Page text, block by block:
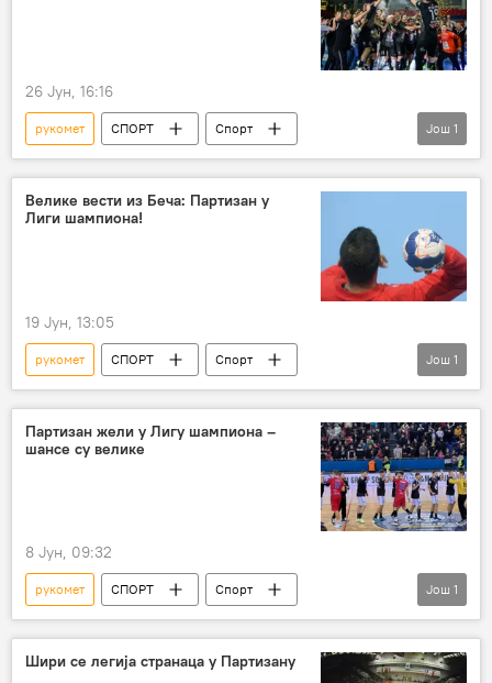
26 Јун, 16:16
рукомет СПОРТ
Спорт
Остали спортови
Још 1
Велике вести из Беча: Партизан у
Лиги шампиона!
19 Јун, 13:05
рукомет СПОРТ
Спорт
Остали спортови
Још 1
Партизан жели у Лигу шампиона –
шансе су велике
8 Јун, 09:32
рукомет СПОРТ
Спорт
Остали спортови
Још 1
Шири се легија странаца у Партизану